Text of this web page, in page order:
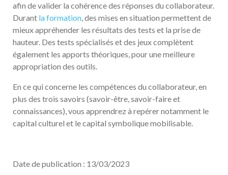
afin de valider la cohérence des réponses du collaborateur.
Durant la formation, des mises en situation permettent de
mieux appréhender les résultats des tests et la prise de
hauteur. Des tests spécialisés et des jeux complètent
également les apports théoriques, pour une meilleure
appropriation des outils.
En ce qui concerne les compétences du collaborateur, en
plus des trois savoirs (savoir-être, savoir-faire et
connaissances), vous apprendrez à repérer notamment le
capital culturel et le capital symbolique mobilisable.
Date de publication : 13/03/2023